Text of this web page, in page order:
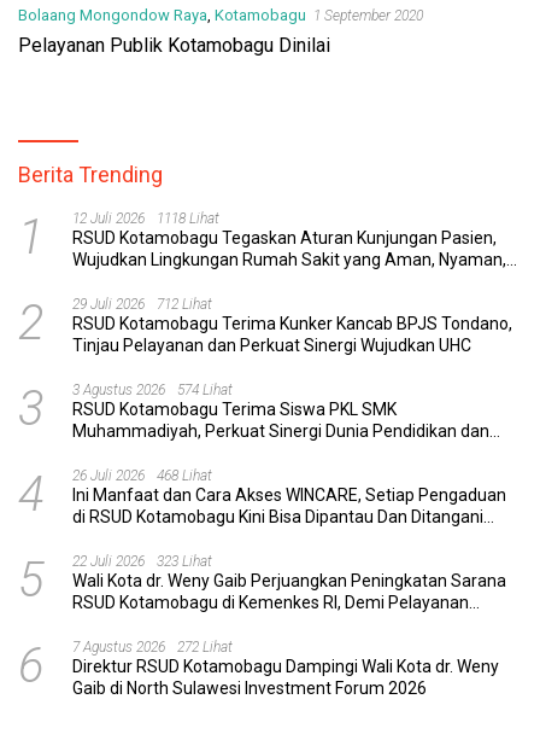
Bolaang Mongondow Raya, Kotamobagu 1 September 2020
Pelayanan Publik Kotamobagu Dinilai
Berita Trending
1 12 Juli 2026 1118 Lihat
RSUD Kotamobagu Tegaskan Aturan Kunjungan Pasien,
Wujudkan Lingkungan Rumah Sakit yang Aman, Nyaman,
2 29 Juli 2026 712 Lihat
RSUD Kotamobagu Terima Kunker Kancab BPJS Tondano,
Tinjau Pelayanan dan Perkuat Sinergi Wujudkan UHC
3 3 Agustus 2026 574 Lihat
RSUD Kotamobagu Terima Siswa PKL SMK
Muhammadiyah, Perkuat Sinergi Dunia Pendidikan dan
4 26 Juli 2026 468 Lihat
Ini Manfaat dan Cara Akses WINCARE, Setiap Pengaduan
di RSUD Kotamobagu Kini Bisa Dipantau Dan Ditangani
5 22 Juli 2026 323 Lihat
Wali Kota dr. Weny Gaib Perjuangkan Peningkatan Sarana
RSUD Kotamobagu di Kemenkes RI, Demi Pelayanan
6 7 Agustus 2026 272 Lihat
Direktur RSUD Kotamobagu Dampingi Wali Kota dr. Weny
Gaib di North Sulawesi Investment Forum 2026